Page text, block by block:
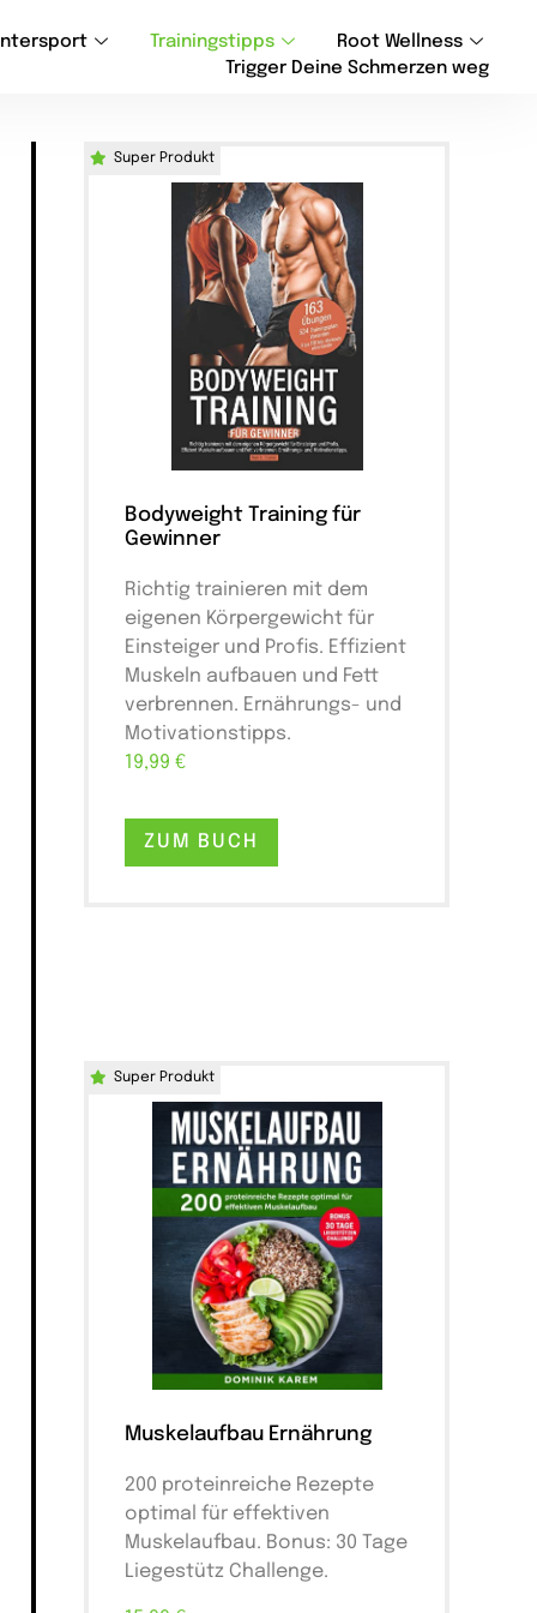
Trainingstipps
Root Wellness
Trigger Deine Schmerzen weg
Bodyweight Training für
Gewinner
Richtig trainieren mit dem
eigenen Körpergewicht für
Einsteiger und Profis. Effizient
Muskeln aufbauen und Fett
verbrennen. Ernährungs- und
Motivationstipps.
19,99 €
ZUM BUCH
Super Produkt
Muskelaufbau Ernährung
200 proteinreiche Rezepte
optimal für effektiven
Muskelaufbau. Bonus: 30 Tage
Liegestütz Challenge.
Super Produkt